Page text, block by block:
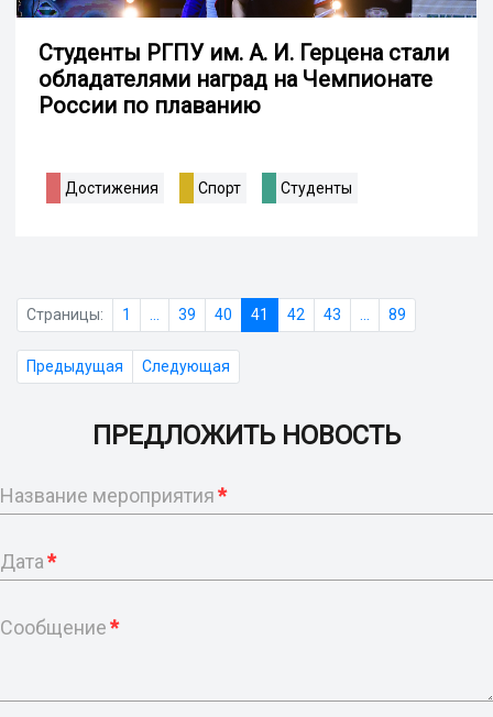
Студенты РГПУ им. А. И. Герцена стали
обладателями наград на Чемпионате
России по плаванию
Достижения Спорт Студенты
Страницы: 1 39 40 41 42 43 89
Предыдущая Следующая
ПРЕДЛОЖИТЬ НОВОСТЬ
Название мероприятия*
Дата*
Сообщение*